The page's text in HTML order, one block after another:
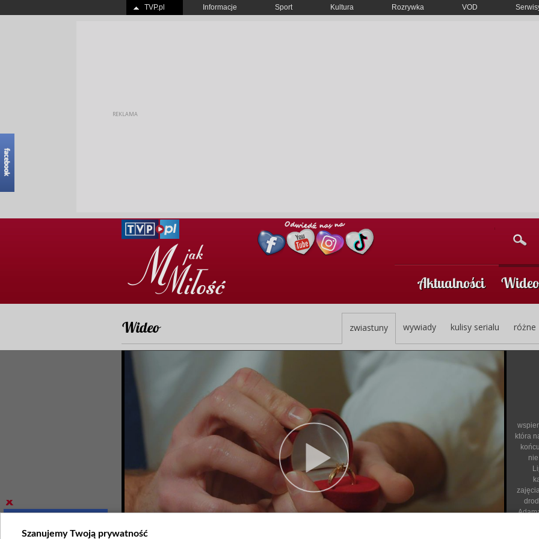
TVP.pl Informacje Sport Kultura Rozrywka VOD
Aktualności Wideo
Wideo różne
kulisy serialu
wywiady
zwiastuny
która
Szanujemy Twoją prywatność